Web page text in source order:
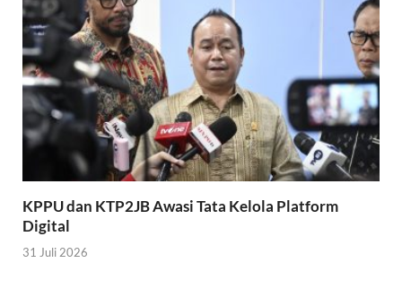
KPPU dan KTP2JB Awasi Tata Kelola Platform
Digital
31 Juli 2026